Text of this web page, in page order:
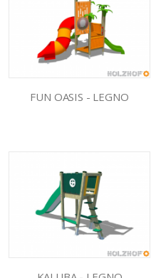
FUN OASIS - LEGNO